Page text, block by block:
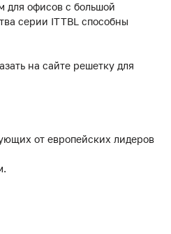
для офисов с большой
серии ITTBL способны
на сайте решетку для
от европейских лидеров